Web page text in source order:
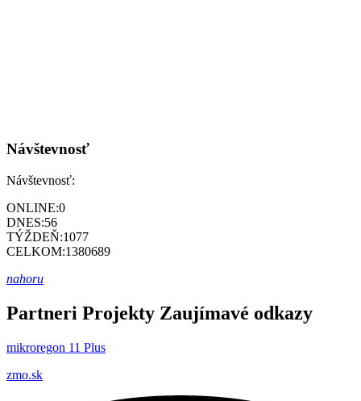
Návštevnosť
Návštevnosť:
ONLINE:0
DNES:56
TÝŽDEŇ:1077
CELKOM:1380689
nahoru
Partneri Projekty Zaujímavé odkazy
mikroregon 11 Plus
zmo.sk